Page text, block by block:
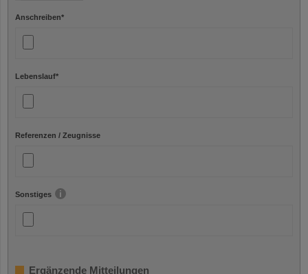
Anschreiben*
Lebenslauf*
Referenzen / Zeugnisse
Sonstiges
Ergänzende Mitteilungen